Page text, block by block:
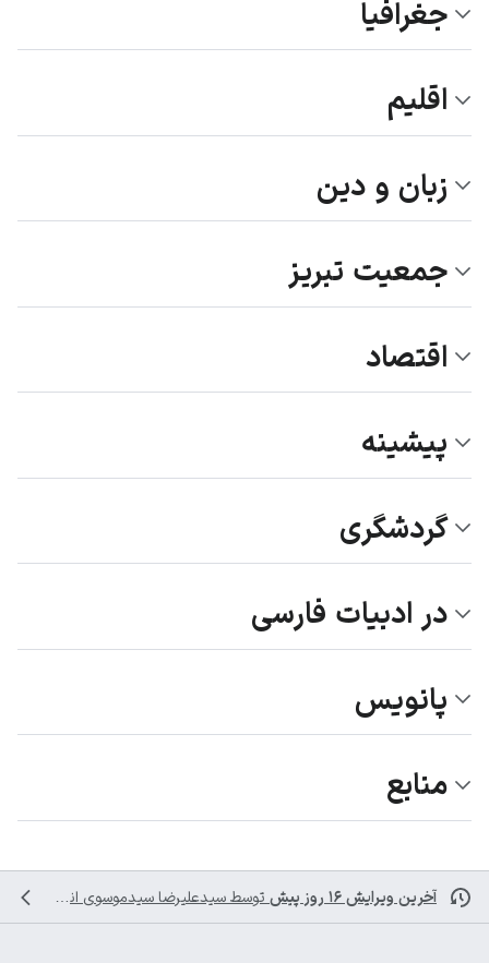
جغرافیا
اقلیم
زبان و دین
جمعیت تبریز
اقتصاد
پیشینه
گردشگری
در ادبیات فارسی
پانویس
منابع
آخرین ویرایش ۱۶ روز پیش توسط سیدعلیرضا سیدموسوی انجام شده است